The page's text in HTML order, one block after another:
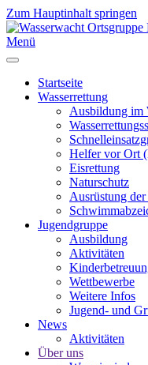
Zum Hauptinhalt springen
Menü
Startseite
Wasserrettung
Ausbildung im
Helfer vor Ort
Eisrettung
Naturschutz
Ausrüstung
Jugendgruppe
Ausbildung
Aktivitäten
Wettbewerbe
Weitere Infos
Jugend- und
News
Aktivitäten
Über uns